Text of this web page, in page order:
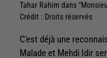
Tahar Rahim dans
Crédit : Droits réservés
C'est déjà une
Malade et Mehdi Idir